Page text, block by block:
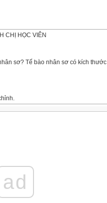
CHỊ HỌC VIÊN
sơ? Tế bào nhân sơ có kích
ad